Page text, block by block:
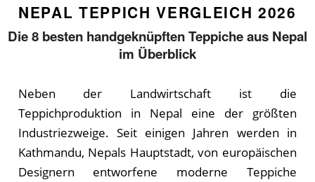
NEPAL TEPPICH VERGLEICH 2026
Die8 besten handgeknüpften Teppiche aus Nepal
im Überblick
Neben der Landwirtschaft ist die
Teppichproduktion in Nepal eine der größten
Industriezweige. Seit einigen Jahren werden in
Kathmandu, Nepals Hauptstadt, von europäischen
Designern entworfene moderne Teppiche